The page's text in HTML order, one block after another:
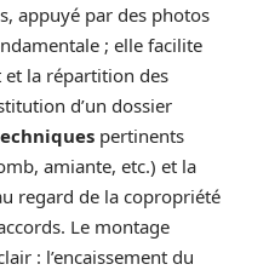
appuyé par des photos
; elle facilite
la répartition des
d’un dossier
pertinents
amiante, etc.) et la
regard de la copropriété
Le montage
: l’encaissement du